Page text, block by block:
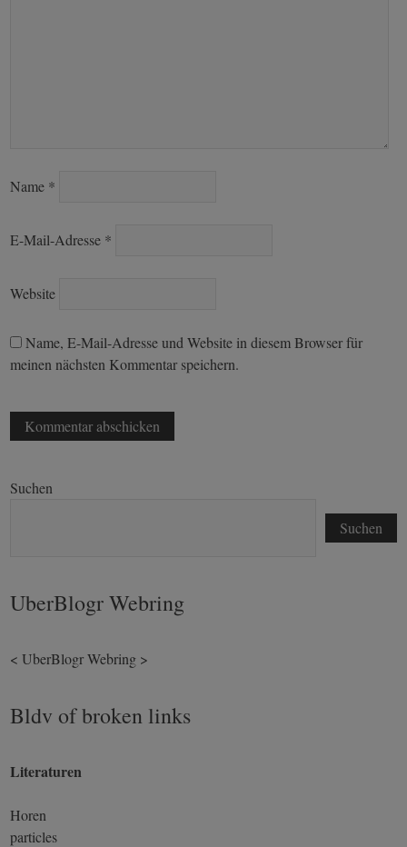
Name *
E-Mail-Adresse *
Website
Name, E-Mail-Adresse und Website in diesem Browser für
meinen nächsten Kommentar speichern.
Suchen
Suchen
UberBlogr Webring
< UberBlogr Webring >
Bldv of broken links
Literaturen
Horen
particles